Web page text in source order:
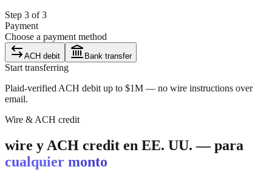
Step 3 of 3
Payment
Choose a payment method
ACH debit Bank transfer
Start transferring
Plaid-verified ACH debit up to $1M — no wire instructions over
email.
Wire & ACH credit
wire y ACH credit en EE. UU. — para
cualquier monto